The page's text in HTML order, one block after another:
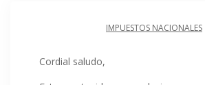
IMPUESTOS NACIONALES
Cordial saludo,